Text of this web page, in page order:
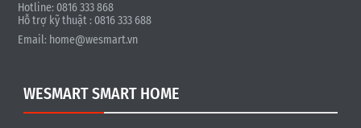
Hotline: 0816 333 868
Hỗ trợ kỹ thuật : 0816 333 688
Email: home@wesmart.vn
WESMART SMART HOME